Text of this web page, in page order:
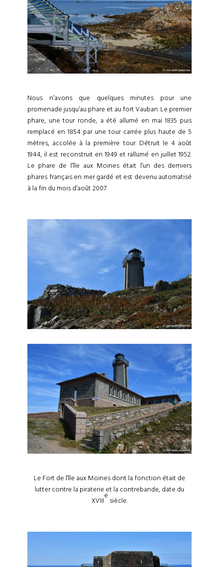
Nous n’avons que quelques minutes pour une
promenade jusqu’au phare et au fort Vauban. Le premier
phare, une tour ronde, a été allumé en mai 1835 puis
remplacé en 1854 par une tour carrée plus haute de 5
mètres, accolée à la première tour. Détruit le 4 août
1944, il est reconstruit en 1949 et rallumé en juillet 1952.
Le phare de l’île aux Moines était l’un des derniers
phares français en mer gardé et est devenu automatisé
à la fin du mois d’août 2007.
Le Fort de l’île aux Moines dont la fonction était de
lutter contre la piraterie et la contrebande, date du
XVIII
e
siècle.